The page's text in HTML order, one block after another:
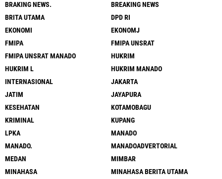
BRAKING NEWS.
BREAKING NEWS
BRITA UTAMA
DPD RI
EKONOMI
EKONOMJ
FMIPA
FMIPA UNSRAT
FMIPA UNSRAT MANADO
HUKRIM
HUKRIM L
HUKRIM MANADO
INTERNASIONAL
JAKARTA
JATIM
JAYAPURA
KESEHATAN
KOTAMOBAGU
KRIMINAL
KUPANG
LPKA
MANADO
MANADO.
MANADOADVERTORIAL
MEDAN
MIMBAR
MINAHASA
MINAHASA BERITA UTAMA